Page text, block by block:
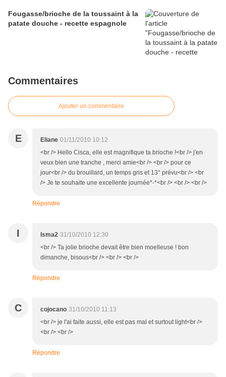
Fougasse/brioche de la toussaint à la
patate douche - recette espagnole
Commentaires
Ajouter un commentaire
E Eliane 01/11/2010 10:12
<br /> Hello Cisca, elle est magnifique ta brioche !<br /> j'en
veux bien une tranche , merci amie<br /> <br /> pour ce
jour<br /> du brouillard, un temps gris et 13° prévu<br /> <br
/> Je te souhaite une excellente journée*-*<br /> <br /> <br />
Répondre
I Isma2 31/10/2010 12:30
<br /> Ta jolie brioche devait être bien moelleuse ! bon
dimanche, bisous<br /> <br /> <br />
Répondre
C cojocano 31/10/2010 11:13
<br /> je l'ai faite aussi, elle est pas mal et surtout light<br />
<br /> <br />
Répondre